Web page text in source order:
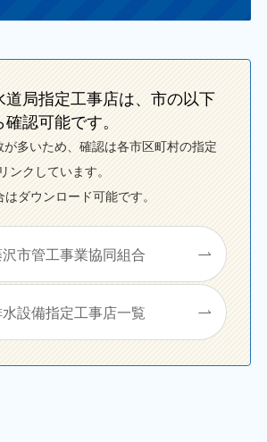
道局指定工事店は、市の以下
認可能です。
多いため、確認は各市区町村の指定
ンクしています。
ダウンロード可能です。
市管工事業協同組合
設備指定工事店一覧